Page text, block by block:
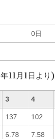
0日
11月1日より)
3 4
137 102
6.78 7.58